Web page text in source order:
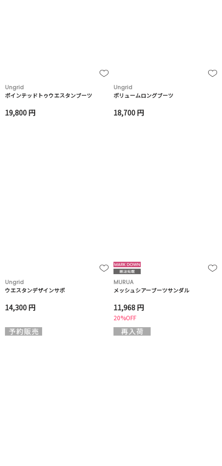
Ungrid
ポインテッドトゥウエスタンブーツ
19,800 円
Ungrid
ボリュームロングブーツ
18,700 円
Ungrid
ウエスタンデザインサボ
14,300 円
MURUA
メッシュシアーブーツサンダル
11,968 円
20%OFF